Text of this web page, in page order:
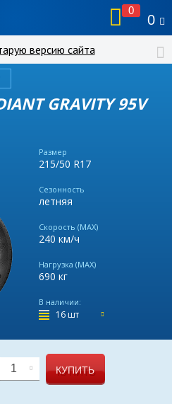
0
0
версию сайта
GRAVITY 95V
Размер
215/50 R17
Сезонность
летняя
Скорость (MAX)
240 км/ч
Нагрузка (MAX)
690 кг
В наличии:
16 шт
1 КУПИТЬ